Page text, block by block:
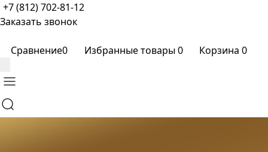
+7 (812) 702-81-12
Заказать звонок
Сравнение0 Избранные товары0 Корзина 0